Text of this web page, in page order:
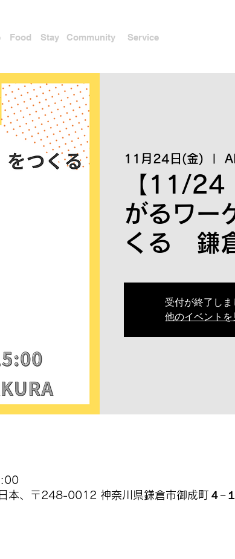
Food Stay Community Service
11月24日(金)
【11/24
がるワー
くる 鎌
受付が終了しま
他のイベントを
本、〒248-0012 神奈川県鎌倉市御成町４−